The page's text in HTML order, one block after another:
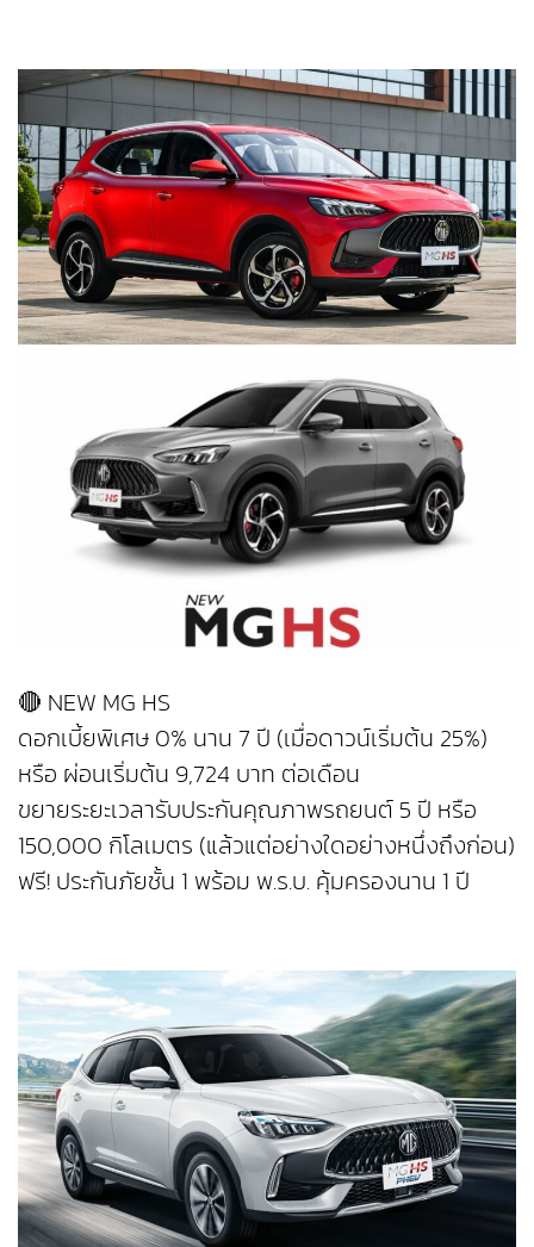
🔴 NEW MG HS
ดอกเบี้ยพิเศษ 0% นาน 7 ปี (เมื่อดาวน์เริ่มต้น 25%)
หรือ ผ่อนเริ่มต้น 9,724 บาท ต่อเดือน
ขยายระยะเวลารับประกันคุณภาพรถยนต์ 5 ปี หรือ
150,000 กิโลเมตร (แล้วแต่อย่างใดอย่างหนึ่งถึงก่อน)
ฟรี! ประกันภัยชั้น 1 พร้อม พ.ร.บ. คุ้มครองนาน 1 ปี